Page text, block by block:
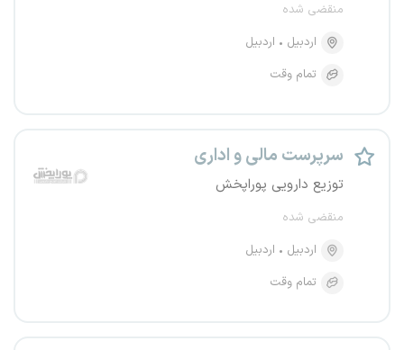
منقضی شده
اردبیل
اردبیل
تمام وقت
سرپرست مالی و اداری
توزیع دارویی پوراپخش
منقضی شده
اردبیل
اردبیل
تمام وقت